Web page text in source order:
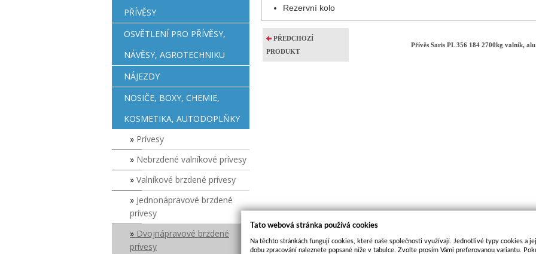
PŘÍVĚSY
OSVĚTLENÍ PRO PŘÍVĚSY,
NÁVĚSY, AGROTECHNIKU
NÁJEZDY
NOSIČE, BOXY, CHEMIE,
KOSMETIKA, AUTODOPLŇKY
Prívesy
Nebrzdené valníkové prívesy
Valníkové brzdené prívesy
Jednonápravové brzdené
prívesy
Dvojnápravové brzdené
prívesy
Rezervní kolo
PŘEDCHOZÍ
PRODUKT
Přívěs Saris PL 356 184 2700kg valník, alu
Tato webová stránka používá cookies
Na těchto stránkách fungují cookies, které naše společnosti využívají. Jednotlivé typy cookies a
dobu zpracování naleznete popsané níže v tabulce. Zvolte prosím Vámi preferovanou variantu.